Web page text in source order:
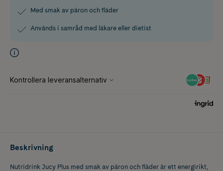
Med smak av päron och fläder
Används i samråd med läkare eller dietist
Beskrivning
Nutridrink Jucy Plus med smak av päron och fläder är ett energirikt,